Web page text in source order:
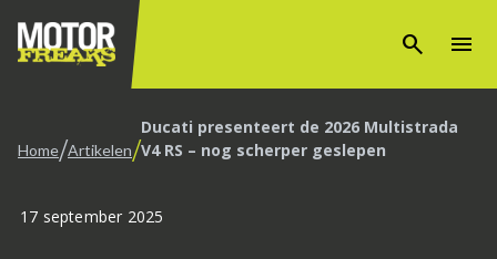
search menu
Home/Artikelen/Ducati presenteert de 2026 Multistrada
V4 RS – nog scherper geslepen
17 september 2025